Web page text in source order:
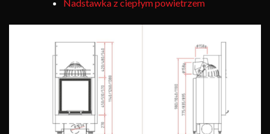
Nadstawka z ciepłym powietrzem